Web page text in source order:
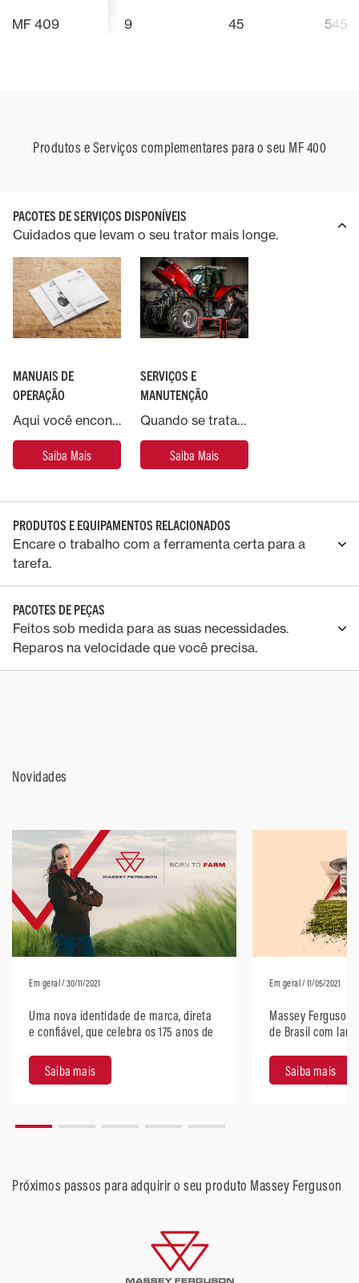
9 45 545
MF 409
Produtos e Serviços complementares para o seu MF 400
PACOTES DE SERVIÇOS DISPONÍVEIS
Cuidados que levam o seu trator mais longe.
MANUAIS DE
OPERAÇÃO
Aqui você encontra manuais oficias da Massey Ferguson.
Saiba Mais
SERVIÇOS E
MANUTENÇÃO
Quando se trata da sua máquina Massey Ferguson, escolher peças e serviços genuínos é a única opção.
Saiba Mais
PRODUTOS E EQUIPAMENTOS RELACIONADOS
Encare o trabalho com a ferramenta certa para a
tarefa.
PACOTES DE PEÇAS
Feitos sob medida para as suas necessidades.
Reparos na velocidade que você precisa.
Novidades
Em geral/ 30/11/2021
Uma nova identidade de marca, direta
e confiável, que celebra os 175 anos de
Saiba mais
Em geral/ 11/05/2021
Massey Ferguson
de Brasil com
Saiba mais
Próximos passos para adquirir o seu produto Massey Ferguson